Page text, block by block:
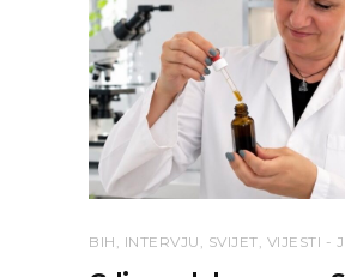
BIH , INTERVJU , SVIJET, VIJESTI